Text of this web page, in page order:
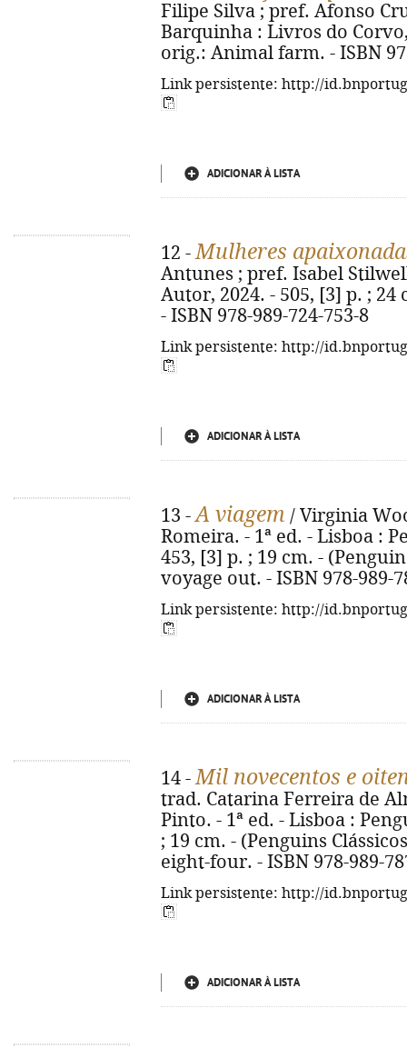
Filipe Silva ; pref. Afonso
Barquinha : Livros do
orig.: Animal farm. - ISBN
Link persistente: http://
ADICIONAR À LISTA
12 -Mulheres
Antunes ; pref. Isabel
Autor, 2024. - 505, [3] p. ;
- ISBN 978-989-724-753-8
Link persistente: http://
ADICIONAR À LISTA
13 -A viagem / Virginia
Romeira. - 1ª ed. - Lisboa :
453, [3] p. ; 19 cm. -
voyage out. - ISBN 978-989-
Link persistente: http://
ADICIONAR À LISTA
14 -Mil novecentos e
trad. Catarina Ferreira de
Pinto. - 1ª ed. - Lisboa :
; 19 cm. - (Penguins
eight-four. - ISBN 978-989-
Link persistente: http://
ADICIONAR À LISTA